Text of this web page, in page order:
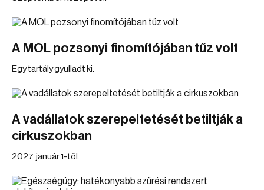
A MOL pozsonyi finomítójában tűz volt
Egy tartály gyulladt ki.
A vadállatok szerepeltetését betiltják a
cirkuszokban
2027. január 1-től.